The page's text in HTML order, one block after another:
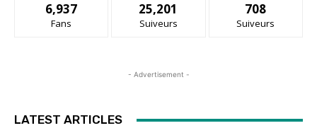
6,937
Fans
25,201
Suiveurs
708
Suiveurs
- Advertisement -
LATEST ARTICLES